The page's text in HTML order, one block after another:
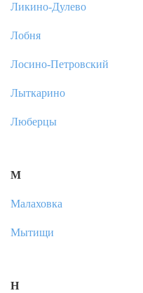
Ликино-Дулево
Лобня
Лосино-Петровский
Лыткарино
Люберцы
М
Малаховка
Мытищи
Н